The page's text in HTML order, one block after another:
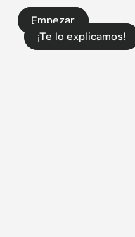
Empezar
¡Te lo explicamos!